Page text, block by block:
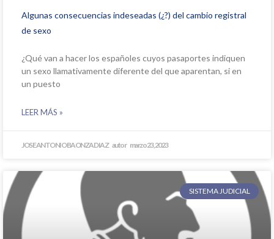
Algunas consecuencias indeseadas (¿?) del cambio registral
de sexo
¿Qué van a hacer los españoles cuyos pasaportes indiquen
un sexo llamativamente diferente del que aparentan, si en
un puesto
LEER MÁS »
JOSE ANTONIO BAONZA DIAZ marzo 23, 2023
SISTEMA JUDICIAL